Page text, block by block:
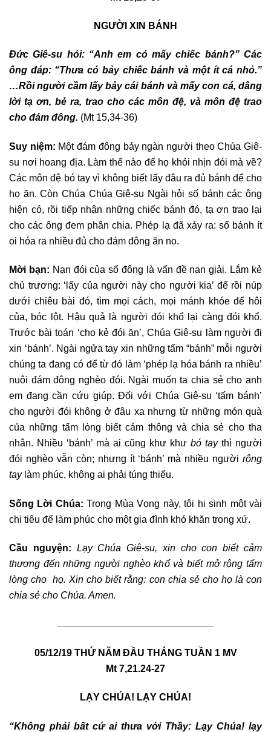
NGƯỜI XIN BÁNH
Đức Giê-su hỏi: “Anh em có mấy chiếc bánh?” Các
ông đáp: “Thưa có bảy chiếc bánh và một ít cá nhỏ.”
…Rồi người cầm lấy bảy cái bánh và mấy con cá, dâng
lời tạ ơn, bẻ ra, trao cho các môn đệ, và môn đệ trao
cho đám đông. (Mt 15,34-36)
Suy niệm: Một đám đông bảy ngàn người theo Chúa Giê-
su nơi hoang địa. Làm thế nào để họ khỏi nhịn đói mà về?
Các môn đệ bó tay vì không biết lấy đâu ra đủ bánh để cho
họ ăn. Còn Chúa Chúa Giê-su Ngài hỏi số bánh các ông
hiện có, rồi tiếp nhận những chiếc bánh đó, tạ ơn trao lại
cho các ông đem phân chia. Phép lạ đã xảy ra: số bánh ít
oi hóa ra nhiều đủ cho đám đông ăn no.
Mời bạn: Nạn đói của số đông là vấn đề nan giải. Lắm kẻ
chủ trương: ‘lấy của người này cho người kia’ để rồi núp
dưới chiêu bài đó, tìm mọi cách, mọi mánh khóe để hôi
của, bóc lột. Hậu quả là người đói khổ lại càng đói khổ.
Trước bài toán ‘cho kẻ đói ăn’, Chúa Giê-su làm người đi
xin ‘bánh’. Ngài ngửa tay xin những tấm “bánh” mỗi người
chúng ta đang có để từ đó làm ‘phép lạ hóa bánh ra nhiều’
nuôi đám đông nghèo đói. Ngài muốn ta chia sẻ cho anh
em đang cần cứu giúp. Đối với Chúa Giê-su ‘tấm bánh’
cho người đói không ở đâu xa nhưng từ những món quà
của những tấm lòng biết cảm thông và chia sẻ cho tha
nhân. Nhiều ‘bánh’ mà ai cũng khư khư bó taythì người
đói nghèo vẫn còn; nhưng ít ‘bánh’ mà nhiều người rộng
taylàm phúc, không ai phải túng thiếu.
Sống Lời Chúa: Trong Mùa Vọng này, tôi hi sinh một vài
chi tiêu để làm phúc cho một gia đình khó khăn trong xứ.
Cầu nguyện: Lạy Chúa Giê-su, xin cho con biết cảm
thương đến những người nghèo khổ và biết mở rộng tấm
lòng cho họ. Xin cho biết rằng: con chia sẻ cho họ là con
chia sẻ cho Chúa. Amen.
————————————————————————————————-
05/12/19 THỨ NĂM ĐẦU THÁNG TUẦN 1 MV
Mt 7,21.24-27
LẠY CHÚA! LẠY CHÚA!
“Không phải bất cứ ai thưa với Thầy: Lạy Chúa! lạy